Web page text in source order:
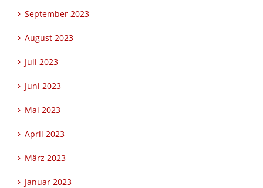
September 2023
August 2023
Juli 2023
Juni 2023
Mai 2023
April 2023
März 2023
Januar 2023